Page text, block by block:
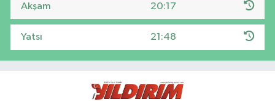
Akşam 20:17
Yatsı 21:48